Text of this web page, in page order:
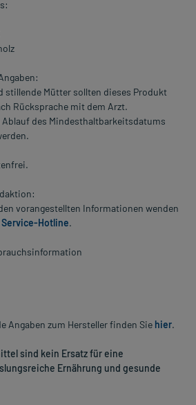
stillende Mütter sollten dieses Produkt
Rücksprache mit dem Arzt.
Ablauf des Mindesthaltbarkeitsdatums
vorangestellten Informationen wenden
Service-Hotline.
Angaben zum Hersteller finden Sie hier.
sind kein Ersatz für eine
Ernährung und gesunde